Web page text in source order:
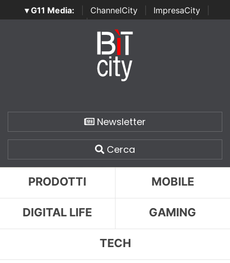
▾ G11 Media: ChannelCity ImpresaCity
SecurityOpenLab | Italian Channel Awards | Italian
Italian Security Awards
Newsletter
Cerca
PRODOTTI MOBILE
DIGITAL LIFE GAMING
TECH